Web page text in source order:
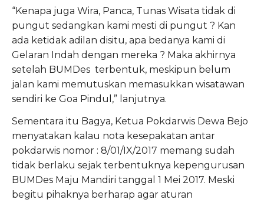
“Kenapa juga Wira, Panca, Tunas Wisata tidak di
pungut sedangkan kami mesti di pungut ? Kan
ada ketidak adilan disitu, apa bedanya kami di
Gelaran Indah dengan mereka ? Maka akhirnya
setelah BUMDes terbentuk, meskipun belum
jalan kami memutuskan memasukkan wisatawan
sendiri ke Goa Pindul,” lanjutnya.
Sementara itu Bagya, Ketua Pokdarwis Dewa Bejo
menyatakan kalau nota kesepakatan antar
pokdarwis nomor : 8/01/IX/2017 memang sudah
tidak berlaku sejak terbentuknya kepengurusan
BUMDes Maju Mandiri tanggal 1 Mei 2017. Meski
begitu pihaknya berharap agar aturan